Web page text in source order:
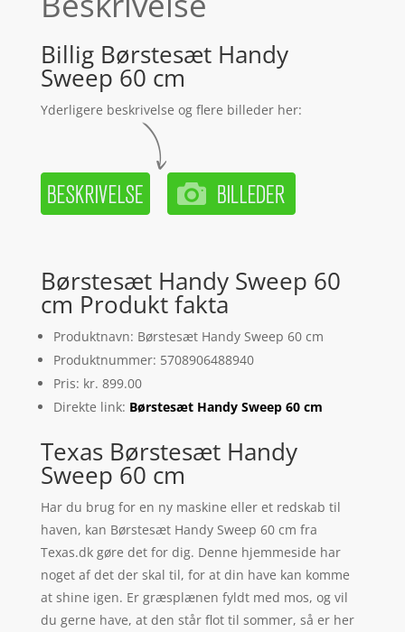
Billig Børstesæt Handy
Sweep 60 cm
Yderligere beskrivelse og flere billeder her:
Børstesæt Handy Sweep 60
cm Produkt fakta
Produktnavn: Børstesæt Handy Sweep 60 cm
Produktnummer: 5708906488940
Pris: kr. 899.00
Direkte link: Børstesæt Handy Sweep 60 cm
Texas Børstesæt Handy
Sweep 60 cm
Har du brug for en ny maskine eller et redskab til
haven, kan Børstesæt Handy Sweep 60 cm fra
Texas.dk gøre det for dig. Denne hjemmeside har
noget af det der skal til, for at din have kan komme
at shine igen. Er græsplænen fyldt med mos, og vil
du gerne have, at den står flot til sommer, så er her